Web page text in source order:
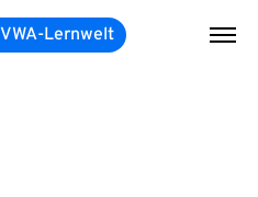
VWA-Lernwelt